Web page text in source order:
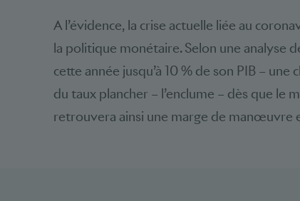
A l’évidence, la crise actuelle liée au
la politique monétaire. Selon une analyse
cette année jusqu’à 10 % de son PIB –
du taux plancher – l’enclume – dès que le
retrouvera ainsi une marge de manœuvre